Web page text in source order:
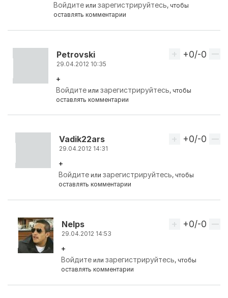
Войдите илизарегистрируйтесь, чтобы
оставлять комментарии
Petrovski
29.04.2012 10:35
Ответ на комментарий пользователяAdom
Вверх
+0/-0
+
Войдите илизарегистрируйтесь, чтобы
оставлять комментарии
Vadik22ars
29.04.2012 14:31
Ответ на комментарий пользователяPetrovski
Вверх
+0/-0
+
Войдите илизарегистрируйтесь, чтобы
оставлять комментарии
Nelps
29.04.2012 14:53
Ответ на комментарий пользователяVadik22ars
Вверх
+0/-0
+
Войдите илизарегистрируйтесь, чтобы
оставлять комментарии